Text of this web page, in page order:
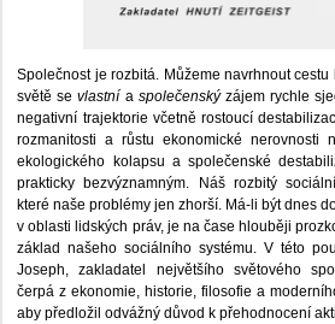
Společnost je rozbitá. Můžeme navrhnout
světě sevlastní a společenskýzájem rychle
negativní trajektorie včetně rostoucí
rozmanitosti a růstu ekonomické nerovnosti
ekologického kolapsu a společenské
prakticky bezvýznamným. Náš rozbitý
které naše problémy jen zhorší. Má-li být dnes
v oblasti lidských práv, je na čase hlouběji
základ našeho sociálního systému. V této
Joseph, zakladatel největšího světového
čerpá z ekonomie, historie, filosofie a
aby předložil odvážný důvod k přehodnocení